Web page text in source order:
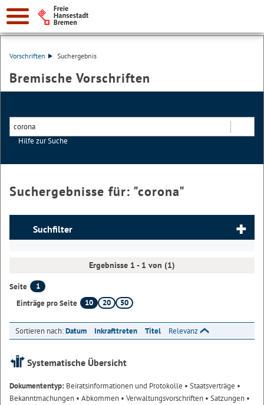
Vorschriften Suchergebnis
Bremische Vorschriften
Hilfe zur Suche
Suchergebnisse für: "corona"
Suchfilter
Ergebnisse 1 - 1 von (1)
Seite
1
Einträge pro Seite
10 20 50
Sortieren nach:Datum Inkrafttreten Titel Relevanz
Systematische Übersicht
Dokumententyp: Beiratsinformationen und Protokolle • Staatsverträge •
Bekanntmachungen • Abkommen • Verwaltungsvorschriften • Satzungen •